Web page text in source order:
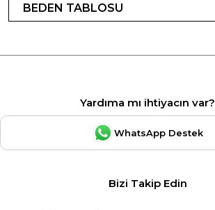
BEDEN TABLOSU
Yardıma mı ihtiyacın var?
WhatsApp Destek
Bizi Takip Edin